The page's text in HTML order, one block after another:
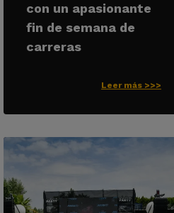
con un apasionante
fin de semana de
carreras
Leer más >>>